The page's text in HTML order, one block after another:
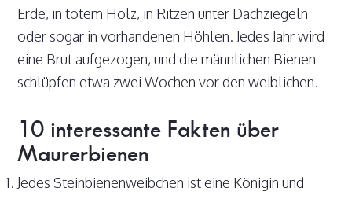
Erde, in totem Holz, in Ritzen unter Dachziegeln
oder sogar in vorhandenen Höhlen. Jedes Jahr wird
eine Brut aufgezogen, und die männlichen Bienen
schlüpfen etwa zwei Wochen vor den weiblichen.
10 interessante Fakten über
Maurerbienen
Jedes Steinbienenweibchen ist eine Königin und